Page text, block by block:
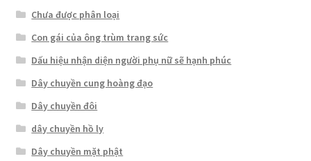
Chưa được phân loại
Con gái của ông trùm trang sức
Dấu hiệu nhận diện người phụ nữ sẽ hạnh phúc
Dây chuyền cung hoàng đạo
Dây chuyền đôi
dây chuyền hồ ly
Dây chuyền mặt phật